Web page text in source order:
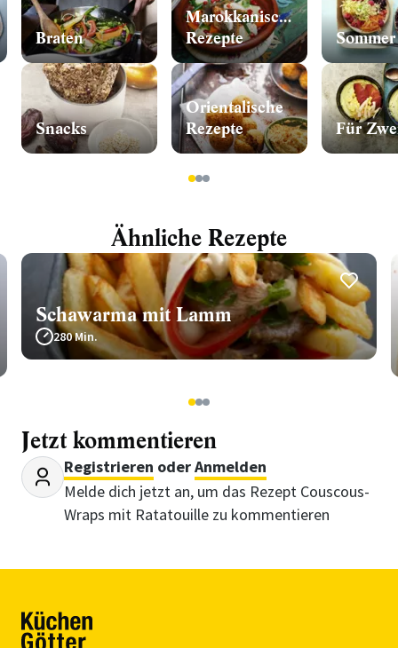
Braten
Snacks
Marokkanische
Rezepte
Orientalische
Rezepte
Sommer
Für
123
Ähnliche Rezepte
Schawarma mit Lamm
280 Min.
123
Jetzt kommentieren
Registrieren oderAnmelden
Melde dich jetzt an, um das Rezept Couscous-
Wraps mit Ratatouille zu kommentieren